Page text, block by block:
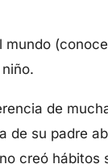
niño.
de
de su padre
creó hábitos